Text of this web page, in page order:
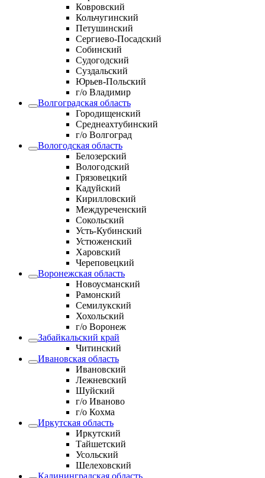
Ковровский
Кольчугинский
Петушинский
Сергиево-Посадский
Собинский
Судогодский
Суздальский
Юрьев-Польский
г/о Владимир
Волгоградская область
Городищенский
Среднеахтубинский
г/о Волгоград
Вологодская область
Белозерский
Вологодский
Грязовецкий
Кадуйский
Кирилловский
Междуреченский
Сокольский
Усть-Кубинский
Устюженский
Харовский
Череповецкий
Воронежская область
Новоусманский
Рамонский
Семилукский
Хохольский
г/о Воронеж
Забайкальский край
Читинский
Ивановская область
Ивановский
Лежневский
Шуйский
г/о Иваново
г/о Кохма
Иркутская область
Иркутский
Тайшетский
Усольский
Шелеховский